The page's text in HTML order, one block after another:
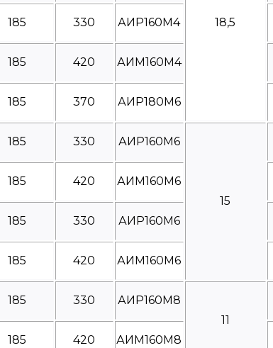
18,5
185 330 АИР160М4
185 420 АИМ160М4
185 370 АИР180М6
185 330 АИР160М6
15
185 420 АИМ160М6
185 330 АИР160М6
185 420 АИМ160М6
185 330
АИР160М8
11
185 420 АИМ160М8